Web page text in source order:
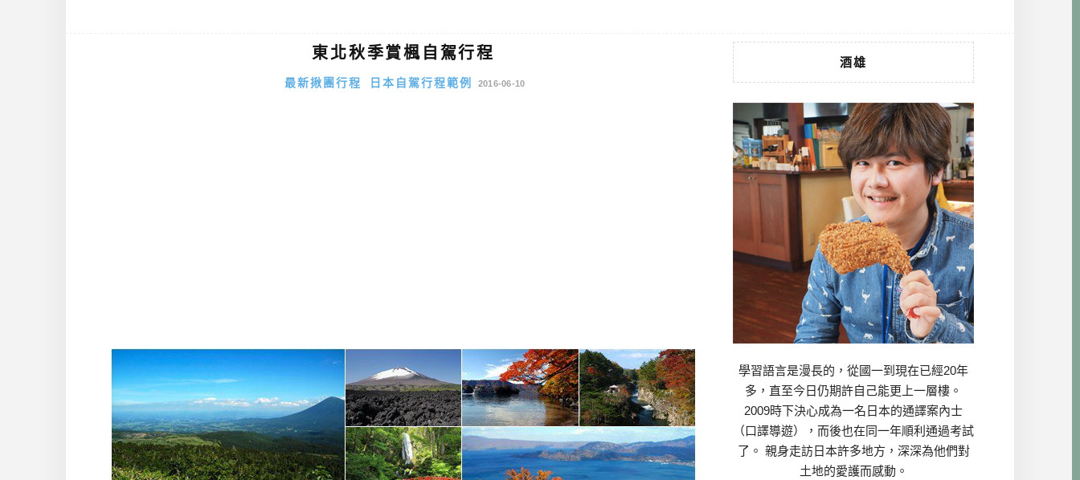
東北秋季賞楓自駕行程
最新揪團行程 日本自駕行程範例 2016-06-10
酒雄
學習語言是漫長的，從國一到現在已經20年
多，直至今日仍期許自己能更上一層樓。
2009時下決心成為一名日本的通譯案內士
（口譯導遊），而後也在同一年順利通過考試
了。 親身走訪日本許多地方，深深為他們對
土地的愛護而感動。